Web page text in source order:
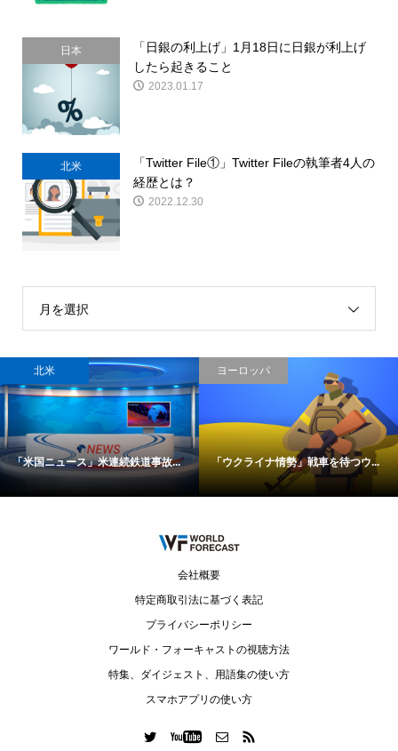
日本
「日銀の利上げ」1月18日に日銀が利上げ
したら起きること
2023.01.17
北米
「Twitter File①」Twitter Fileの執筆者4人の
経歴とは？
2022.12.30
月を選択
北米
「米国ニュース」米連続鉄道事故...
ヨーロッパ
「ウクライナ情勢」戦車を待つウ...
会社概要
特定商取引法に基づく表記
プライバシーポリシー
ワールド・フォーキャストの視聴方法
特集、ダイジェスト、用語集の使い方
スマホアプリの使い方